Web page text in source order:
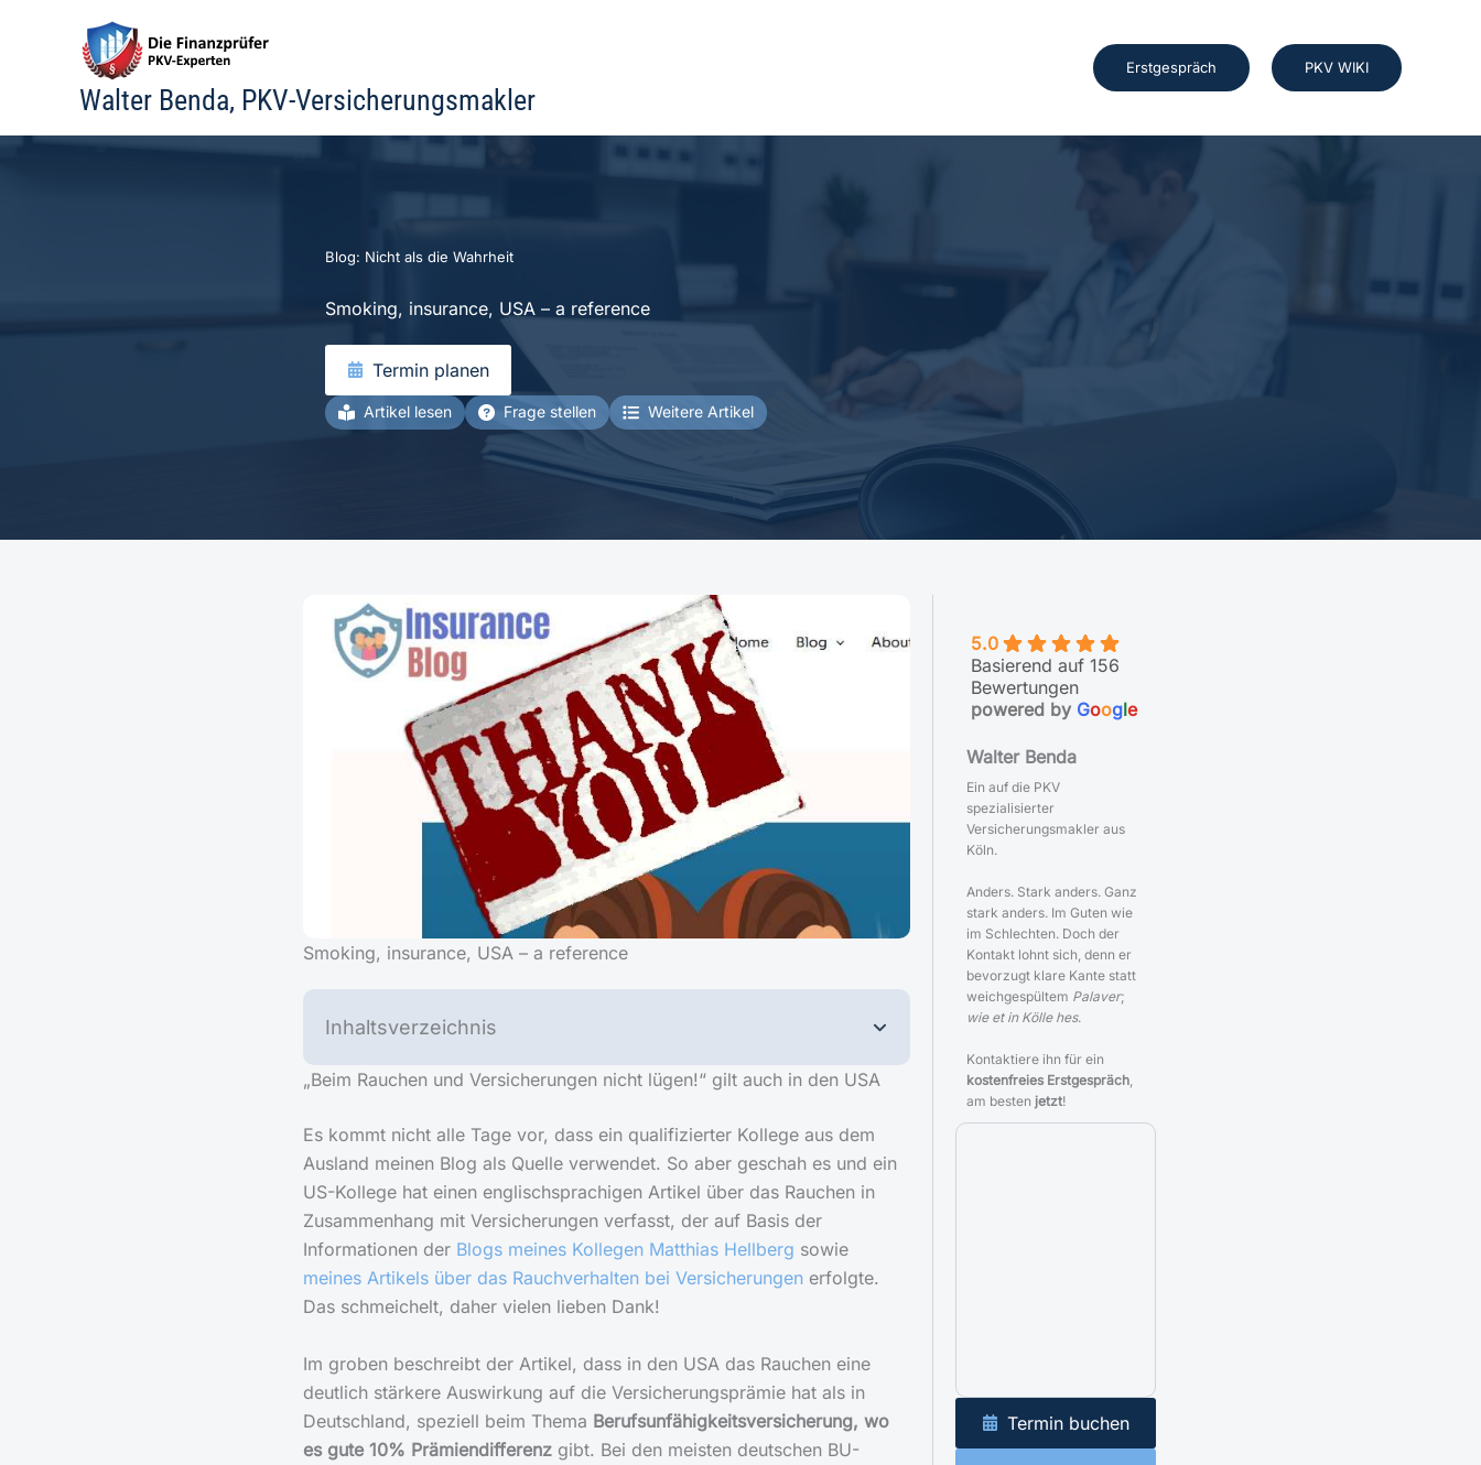
Walter Benda, PKV-Versicherungsmakler
Erstgespräch PKV WIKI
Blog: Nicht als die Wahrheit
Smoking, insurance, USA – a reference
Termin planen
Artikel lesen Frage stellen Weitere Artikel
Smoking, insurance, USA – a reference
Inhaltsverzeichnis
„Beim Rauchen und Versicherungen nicht lügen!“ gilt auch in den USA
Es kommt nicht alle Tage vor, dass ein qualifizierter Kollege aus dem
Ausland meinen Blog als Quelle verwendet. So aber geschah es und ein
US-Kollege hat einen englischsprachigen Artikel über das Rauchen in
Zusammenhang mit Versicherungen verfasst, der auf Basis der
Informationen der Blogs meines Kollegen Matthias Hellberg sowie
meines Artikels über das Rauchverhalten bei Versicherungenerfolgte.
Das schmeichelt, daher vielen lieben Dank!
Im groben beschreibt der Artikel, dass in den USA das Rauchen eine
deutlich stärkere Auswirkung auf die Versicherungsprämie hat als in
Deutschland, speziell beim Thema Berufsunfähigkeitsversicherung, wo
es gute 10% Prämiendifferenzgibt. Bei den meisten deutschen BU-
5.0
Basierend auf 156
Bewertungen
powered by Google
Walter Benda
Ein auf die PKV
spezialisierter
Versicherungsmakler aus
Köln.
Anders. Stark anders. Ganz
stark anders. Im Guten wie
im Schlechten. Doch der
Kontakt lohnt sich, denn er
bevorzugt klare Kante statt
weichgespültem Palaver;
wie et in Kölle hes.
Kontaktiere ihn für ein
kostenfreies Erstgespräch,
am besten jetzt!
Termin buchen